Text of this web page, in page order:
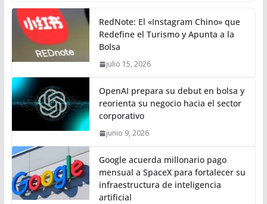
RedNote: El «Instagram Chino» que
Redefine el Turismo y Apunta a la
Bolsa
julio 15, 2026
OpenAI prepara su debut en bolsa y
reorienta su negocio hacia el sector
corporativo
junio 9, 2026
Google acuerda millonario pago
mensual a SpaceX para fortalecer su
infraestructura de inteligencia
artificial